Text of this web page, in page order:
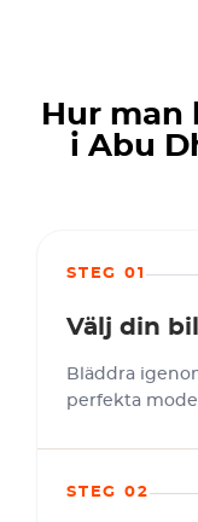
Hur man
i Abu
STEG 01
Välj din bil
Bläddra
perfekta
STEG 02